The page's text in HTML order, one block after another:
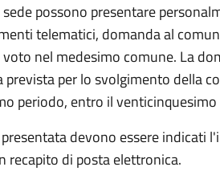
possono presentare
telematici, domanda al
nel medesimo comune. La
prevista per lo svolgimento della
periodo, entro il
devono essere indicati
recapito di posta elettronica.